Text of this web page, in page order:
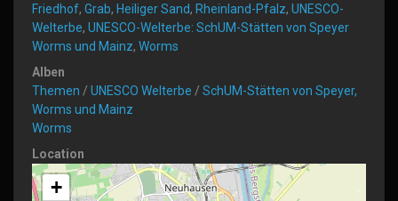
Friedhof, Grab, Heiliger Sand, Rheinland-Pfalz, UNESCO-
Welterbe, UNESCO-Welterbe: SchUM-Stätten von Speyer
Worms und Mainz, Worms
Alben
Themen / UNESCO Welterbe / SchUM-Stätten von Speyer,
Worms und Mainz
Worms
Location
+